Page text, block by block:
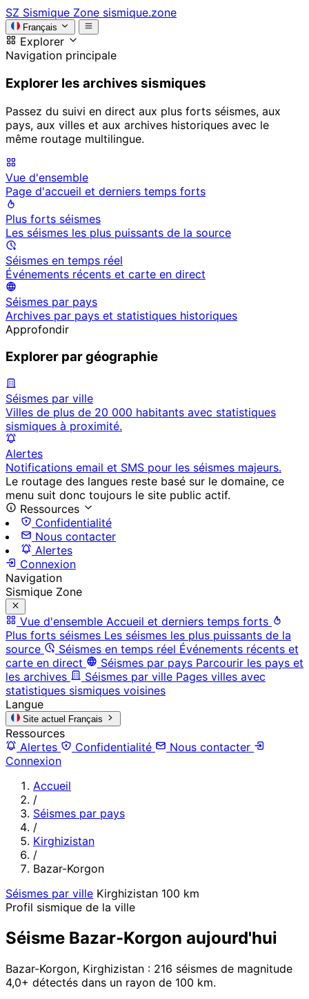
SZ Sismique Zone sismique.zone
Français
Explorer
Navigation principale
Explorer les archives sismiques
Passez du suivi en direct aux plus forts séismes, aux
pays, aux villes et aux archives historiques avec le
même routage multilingue.
Vue d'ensemble
Page d'accueil et derniers temps forts
Plus forts séismes
Les séismes les plus puissants de la source
Séismes en temps réel
Événements récents et carte en direct
Séismes par pays
Archives par pays et statistiques historiques
Approfondir
Explorer par géographie
Séismes par ville
Villes de plus de 20 000 habitants avec statistiques
sismiques à proximité.
Alertes
Notifications email et SMS pour les séismes majeurs.
Le routage des langues reste basé sur le domaine, ce
menu suit donc toujours le site public actif.
Ressources
Confidentialité
Nous contacter
Alertes
Connexion
Navigation
Sismique Zone
Vue d'ensemble Accueil et derniers temps forts
Plus forts séismes Les séismes les plus puissants de la
source
Séismes en temps réel Événements récents et
carte en direct
Séismes par pays Parcourir les pays et
les archives
Séismes par ville Pages villes avec
statistiques sismiques voisines
Langue
Site actuel Français
Ressources
Alertes
Confidentialité
Nous contacter
Connexion
Accueil
/
Séismes par pays
/
Kirghizistan
/
Bazar-Korgon
Séismes par ville Kirghizistan 100 km
Profil sismique de la ville
Séisme Bazar-Korgon aujourd'hui
Bazar-Korgon, Kirghizistan : 216 séismes de magnitude
4,0+ détectés dans un rayon de 100 km.